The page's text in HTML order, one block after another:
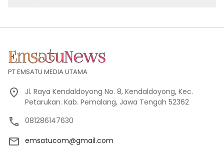
PT EMSATU MEDIA UTAMA
Jl. Raya Kendaldoyong No. 8, Kendaldoyong, Kec.
Petarukan. Kab. Pemalang, Jawa Tengah 52362
081286147630
emsatucom@gmail.com